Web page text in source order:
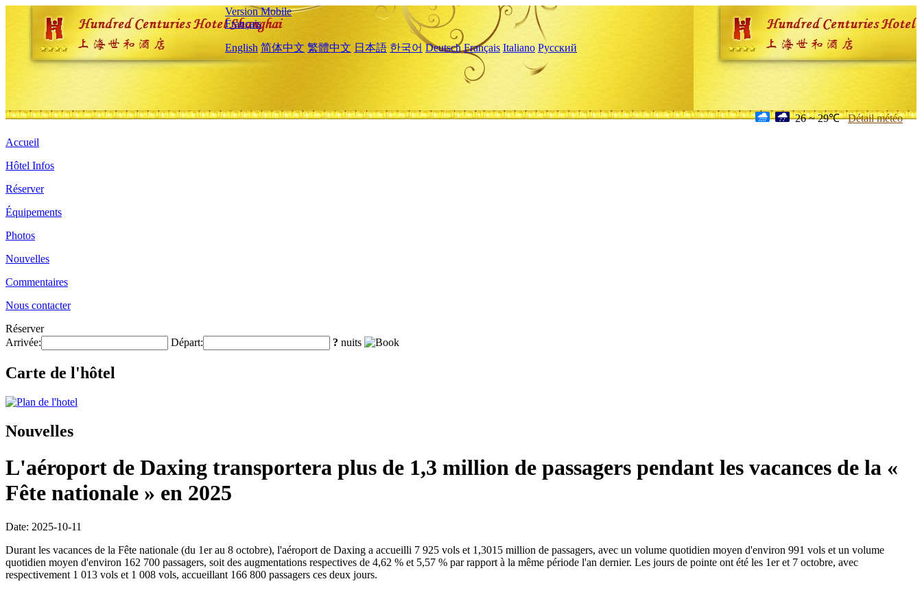
Version Mobile
Français
English 简体中文 繁體中文 日本語 한국어 Deutsch Français Italiano Русский
26 ~ 29℃ Détail météo
Accueil
Hôtel Infos
Réserver
Équipements
Photos
Nouvelles
Commentaires
Nous contacter
Réserver
Arrivée:
Départ: ? nuits
Carte de l'hôtel
Nouvelles
L'aéroport de Daxing transportera plus de 1,3 million de passagers pendant les vacances de la «
Fête nationale » en 2025
Date: 2025-10-11
Durant les vacances de la Fête nationale (du 1er au 8 octobre), l'aéroport de Daxing a accueilli 7 925 vols et 1,3015 million de passagers, avec un volume quotidien moyen d'environ 991 vols et un volume
quotidien moyen d'environ 162 700 passagers, soit des augmentations respectives de 4,62 % et 5,57 % par rapport à la même période l'an dernier. Les jours de pointe ont été les 1er et 7 octobre, avec
respectivement 1 013 vols et 1 008 vols, accueillant 166 800 passagers ces deux jours.